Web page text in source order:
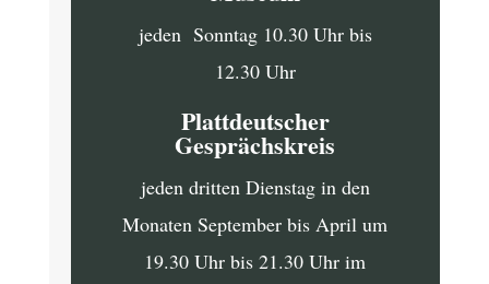
jeden Sonntag 10.30 Uhr bis
12.30 Uhr
Plattdeutscher
Gesprächskreis
jeden dritten Dienstag in den
Monaten September bis April um
19.30 Uhr bis 21.30 Uhr im